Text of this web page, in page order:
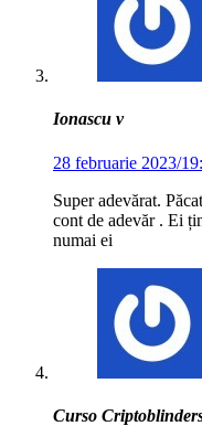
Ionascu v
28 februarie 2023/
Super adevărat.
cont de adevăr . Ei
numai ei
Curso